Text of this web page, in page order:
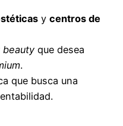
ycentros de
beauty que desea
.
que busca una